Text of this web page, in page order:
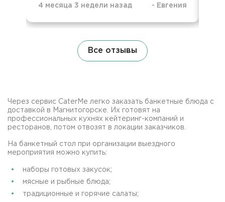
4 месяца 3 недели назад - Евгения
Все отзывы
Через сервис CaterMe легко заказать банкетные блюда с
доставкой в Магнитогорске. Их готовят на
профессиональных кухнях кейтеринг-компаний и
ресторанов, потом отвозят в локации заказчиков.
На банкетный стол при организации выездного
мероприятия можно купить:
наборы готовых закусок;
мясные и рыбные блюда;
традиционные и горячие салаты;